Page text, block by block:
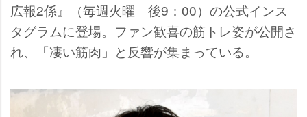
広報2係』（毎週火曜 後9：00）の公式インス
タグラムに登場。ファン歓喜の筋トレ姿が公開さ
れ、「凄い筋肉」と反響が集まっている。